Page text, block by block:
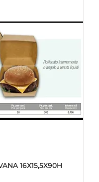
rápida
16X15,5X90H